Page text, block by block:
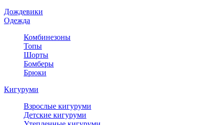
Дождевики
Одежда
Комбинезоны
Топы
Шорты
Бомберы
Брюки
Кигуруми
Взрослые кигуруми
Детские кигуруми